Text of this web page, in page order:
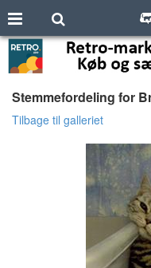
Stemmefordeling for
Tilbage til galleriet